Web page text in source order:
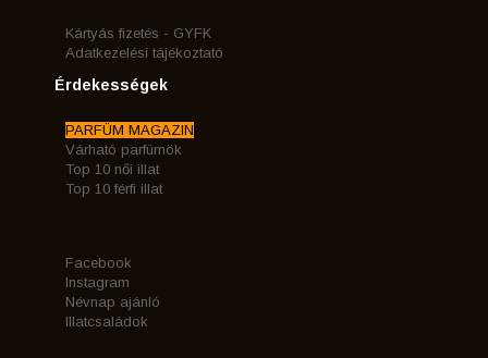
Kártyás fizetés - GYFK
Adatkezelési tájékoztató
Érdekességek
PARFÜM MAGAZIN
Várható parfümök
Top 10 női illat
Top 10 férfi illat
Facebook
Instagram
Névnap ajánló
Illatcsaládok